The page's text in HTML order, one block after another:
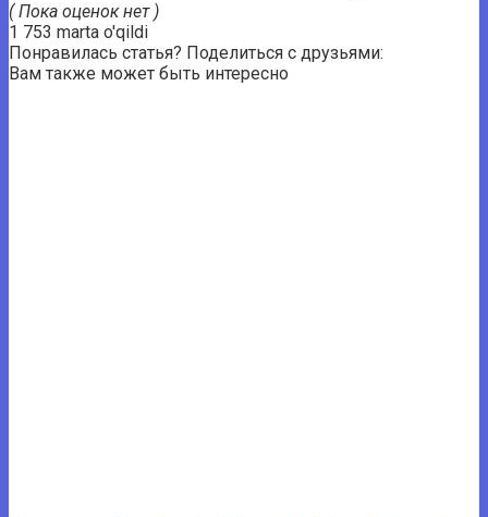
( Пока оценок нет )
1 753 marta o'qildi
Понравилась статья? Поделиться с друзьями:
Вам также может быть интересно